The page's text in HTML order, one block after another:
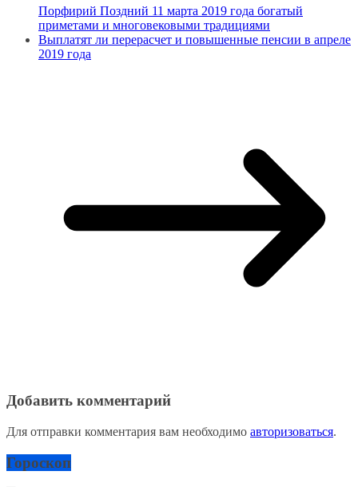
Порфирий Поздний 11 марта 2019 года богатый
приметами и многовековыми традициями
Выплатят ли перерасчет и повышенные пенсии в апреле
2019 года
Добавить комментарий
Для отправки комментария вам необходимо авторизоваться.
Гороскоп